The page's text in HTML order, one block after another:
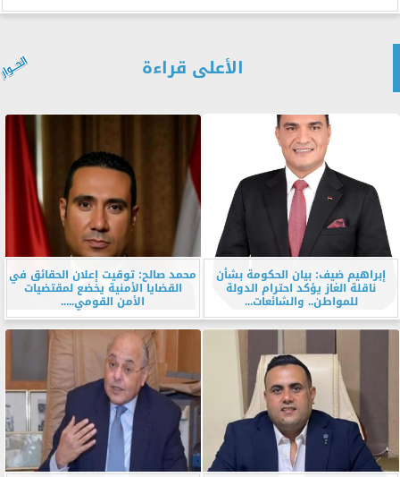
الأعلى قراءة
إبراهيم ضيف: بيان الحكومة بشأن
ناقلة الغاز يؤكد احترام الدولة
للمواطن.. والشائعات...
محمد صالح: توقيت إعلان الحقائق في
القضايا الأمنية يخضع لمقتضيات
الأمن القومي.....